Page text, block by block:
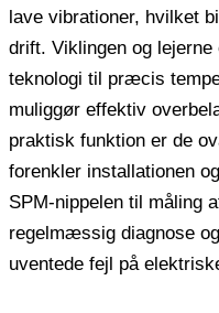
lave vibrationer, hvilket
drift. Viklingen og
teknologi til præcis
muliggør effektiv
praktisk funktion er de
forenkler installationen
SPM-nippelen til måling
regelmæssig diagnose
uventede fejl på